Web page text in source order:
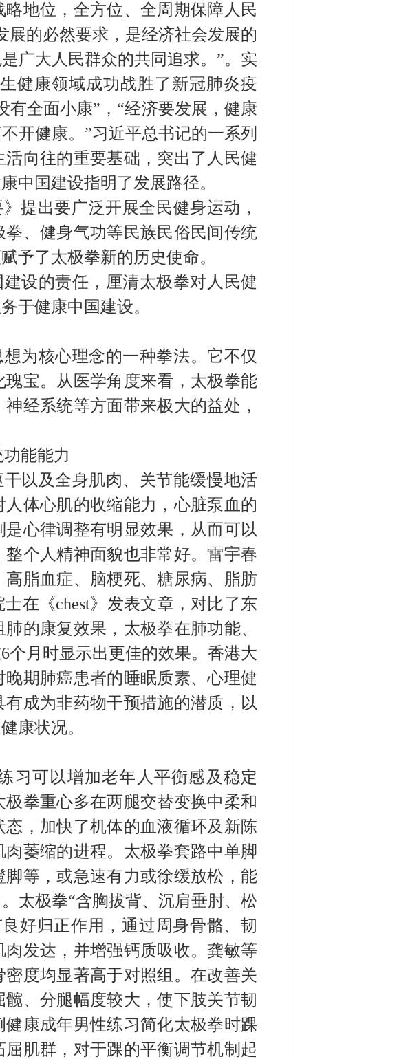
地位，全方位、全周期保障人民
展的必然要求，是经济社会发展的
广大人民群众的共同追求。 ”。实
健康领域成功战胜了新冠肺炎疫
有全面小康” ， “经济要发展，健康
开健康。 ”习近平总书记的一系列
活向往的重要基础，突出了人民健
中国建设指明了发展路径。
提出要广泛开展全民健身运动，
、健身气功等民族民俗民间传统
予了太极拳新的历史使命。
设的责任，厘清太极拳对 人民健
于健康中国建设。
想为核心理念的一种拳法。它不仅
瑰宝。从医学角度来看，太极拳能
经系统等方面带来极大的益处，
能能力
以及全身肌肉、关节能缓慢地活
人体心肌的收缩能力，心脏泵血的
心律调整有明显效果，从而可以
个人精神面貌也非常好。雷宇春
脂血症、脑梗死、糖尿病、脂肪
士在《chest》发表文章，对比了东
的康复效果，太极拳在肺功能、
6个月时显示出更佳的效果。香港大
期肺癌患者的睡眠质素、心理健
有成为非药物干预措施的潜质，以
康状况。
习可以增加老年人 平衡感及稳定
极拳重心多在两腿交替变换中柔和
态，加快了机体的血液循环及新陈
肉萎缩的进程。太极拳套路中单脚
脚等 ，或急速有力或徐缓放松，能
。 太极拳“含胸拔背、沉肩垂肘、松
好归正作用，通过周身骨骼、韧
肉发达，并增强钙质吸收。龚敏等
度均显著高于对照组。在改善关
、分腿幅度较大，使下肢关节韧
健康成年男性练习简化太极拳时踝
肌群，对于踝的平衡调节机制起